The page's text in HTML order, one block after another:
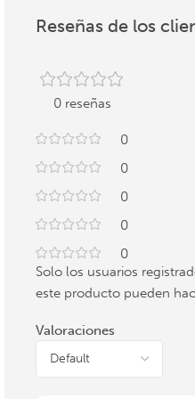
Reseñas de los
0 reseñas
0
0
0
0
0
Valoraciones
Solo los usuarios
este producto pueden